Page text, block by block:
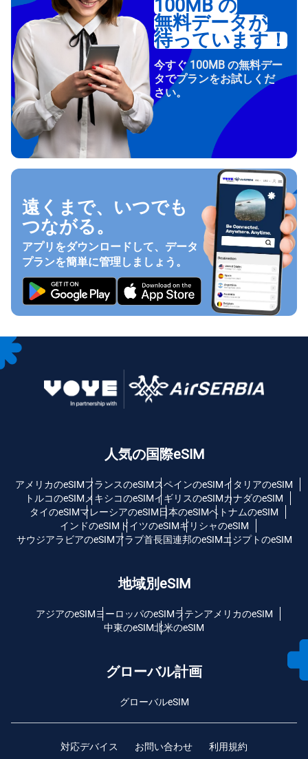
100MB の
無料データが
待っています！
今すぐ 100MB の無料デー
タでプランをお試しくだ
さい。
遠くまで、いつでも
つながる。
アプリをダウンロードして、データ
プランを簡単に管理しましょう。
人気の国際eSIM
アメリカのeSIMフランスのeSIMスペインのeSIMイタリアのeSIM
トルコのeSIM メキシコのeSIMイギリスのeSIMカナダのeSIM
タイのeSIMマレーシアのeSIM日本のeSIMベトナムのeSIM
インドのeSIM ドイツのeSIMギリシャのeSIM
サウジアラビアのeSIMアラブ首長国連邦のeSIMエジプトのeSIM
地域別eSIM
アジアのeSIMヨーロッパのeSIMラテンアメリカのeSIM
中東のeSIM北米のeSIM
グローバル計画
グローバルeSIM
対応デバイス お問い合わせ 利用規約